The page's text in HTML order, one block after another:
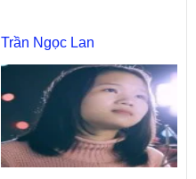
Trần Ngọc Lan